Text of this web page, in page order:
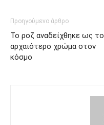
Προηγούμενο άρθρο
Το ροζ αναδείχθηκε ως το
αρχαιότερο χρώμα στον
κόσμο